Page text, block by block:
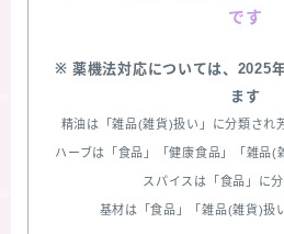
です
※ 薬機法対応については、2025
ます
精油は「雑品(雑貨)扱い」に分類され
ハーブは「食品」「健康食品」「雑品(
スパイスは「食品」に
基材は「食品」「雑品(雑貨)扱